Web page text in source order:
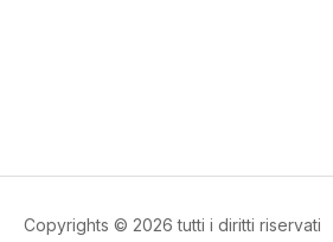
Copyrights © 2026 tutti i diritti riservati